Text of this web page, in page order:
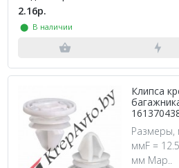
2.16р.
⬤ В наличии
Клипса
Размеры,
ммF =
мм Мар..